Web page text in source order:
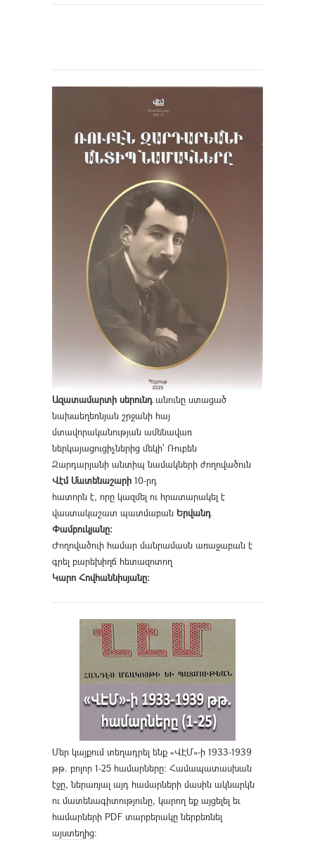
Ազատամարտի սերունդանունը ստացած
նախաեղեռնյան շրջանի հայ
մտավորականության ամենավառ
ներկայացուցիչներից մեկի՝ Ռուբեն
Զարդարյանի անտիպ նամակների ժողովածուն
Վէմ Մատենաշարի 10-րդ
հատորն է, որը կազմել ու հրատարակել է
վաստակաշատ պատմաբան Երվանդ
Փամբուկյանը։
Ժողովածուի համար մանրամասն առաջաբան է
գրել բարեխիղճ հետազոտող
Կարո Հովհաննիսյանը։
Մեր կայքում տեղադրել ենք «ՎԷՄ»-ի 1933-1939
թթ. բոլոր 1-25 համարները։ Համապատասխան
էջը, ներառյալ այդ համարների մասին ակնարկն
ու մատենագիտությունը, կարող եք այցելել եւ
համարների PDF տարբերակը ներբեռնել
այստեղից։